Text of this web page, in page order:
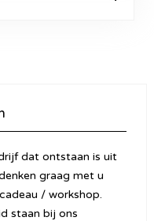
dat ontstaan is uit
graag met u
/ workshop.
staan bij ons